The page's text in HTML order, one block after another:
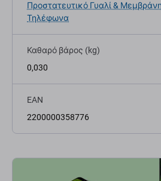
Προστατευτικό Γυαλί & Μεμβράνη
Τηλέφωνα
Καθαρό βάρος (kg)
0,030
EAN
2200000358776